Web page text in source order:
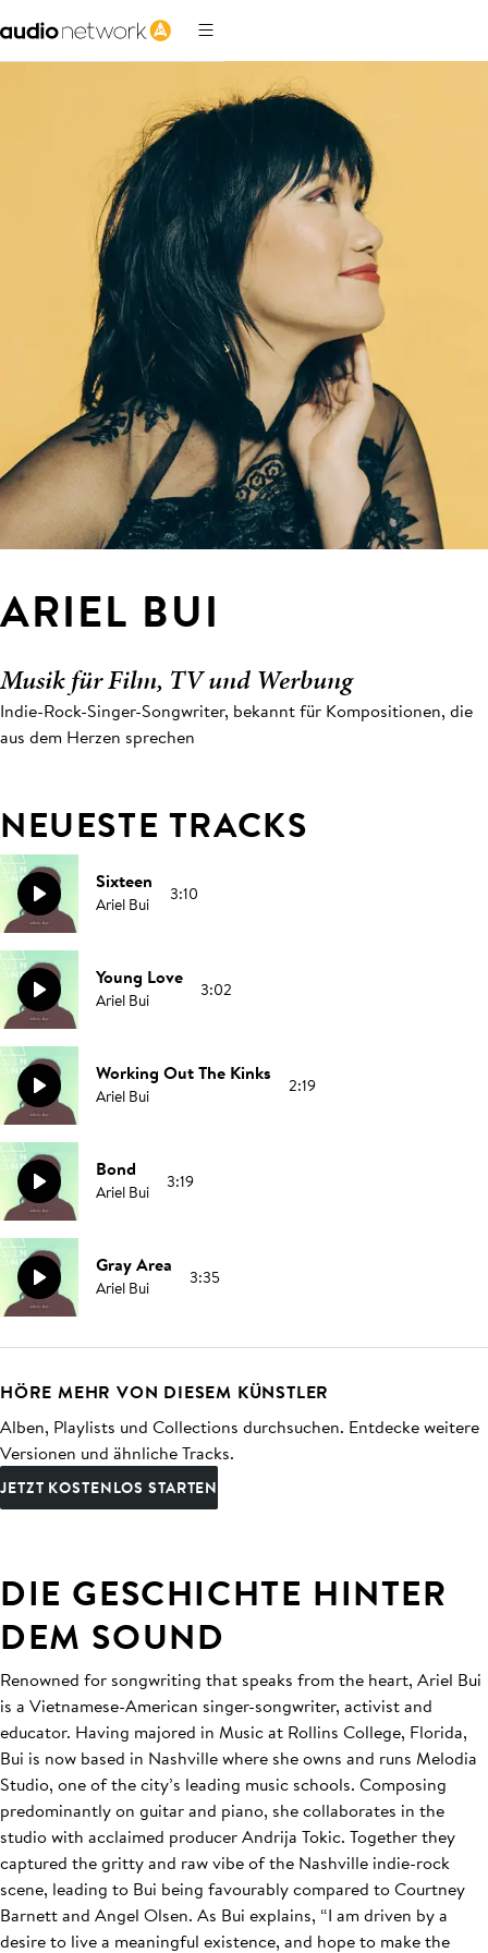
ARIEL BUI
Musik für Film, TV und Werbung
Indie-Rock-Singer-Songwriter, bekannt für Kompositionen, die
aus dem Herzen sprechen
NEUESTE TRACKS
Sixteen
Ariel Bui 3:10
Young Love
Ariel Bui 3:02
Working Out The Kinks
Ariel Bui 2:19
Bond
Ariel Bui 3:19
Gray Area
Ariel Bui 3:35
HÖRE MEHR VON DIESEM KÜNSTLER
Alben, Playlists und Collections durchsuchen. Entdecke weitere
Versionen und ähnliche Tracks.
JETZT KOSTENLOS STARTEN
DIE GESCHICHTE HINTER
DEM SOUND
Renowned for songwriting that speaks from the heart, Ariel Bui
is a Vietnamese-American singer-songwriter, activist and
educator. Having majored in Music at Rollins College, Florida,
Bui is now based in Nashville where she owns and runs Melodia
Studio, one of the city’s leading music schools. Composing
predominantly on guitar and piano, she collaborates in the
studio with acclaimed producer Andrija Tokic. Together they
captured the gritty and raw vibe of the Nashville indie-rock
scene, leading to Bui being favourably compared to Courtney
Barnett and Angel Olsen. As Bui explains, “I am driven by a
desire to live a meaningful existence, and hope to make the